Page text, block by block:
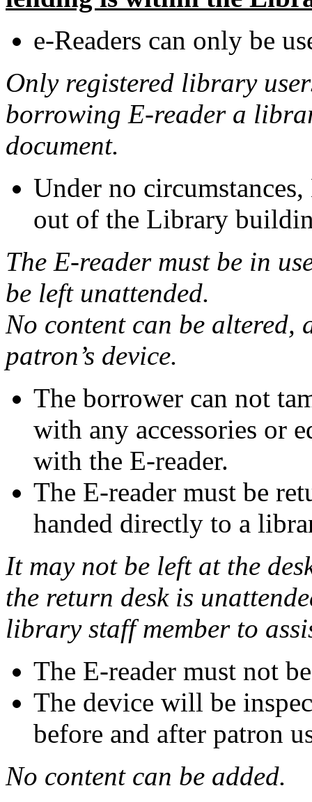
e-Readers can only be
Only registered library
borrowing E-reader a
document.
Under no
out of the Library
The E-reader must be in
be left unattended.
No content can be altered,
patron’s device.
The borrower can not
with any accessories or
with the E-reader.
The E-reader must be
handed directly to a
It may not be left at the
the return desk is
library staff member to
The E-reader must not
The device will be
before and after patron
No content can be added.